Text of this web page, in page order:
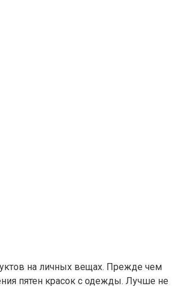
на личных вещах. Прежде чем
пятен красок с одежды. Лучше не